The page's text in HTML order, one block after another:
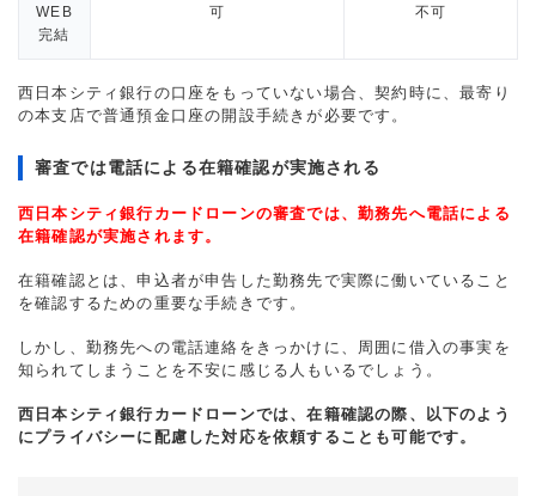
WEB
完結
可 不可
西日本シティ銀行の口座をもっていない場合、契約時に、最寄り
の本支店で普通預金口座の開設手続きが必要です。
審査では電話による在籍確認が実施される
西日本シティ銀行カードローンの審査では、勤務先へ電話による
在籍確認が実施されます。
在籍確認とは、申込者が申告した勤務先で実際に働いていること
を確認するための重要な手続きです。
しかし、勤務先への電話連絡をきっかけに、周囲に借入の事実を
知られてしまうことを不安に感じる人もいるでしょう。
西日本シティ銀行カードローンでは、在籍確認の際、以下のよう
にプライバシーに配慮した対応を依頼することも可能です。